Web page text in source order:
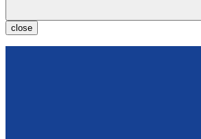
close